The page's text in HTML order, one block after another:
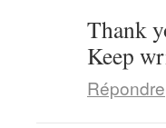
Thank
Keep
Répondre